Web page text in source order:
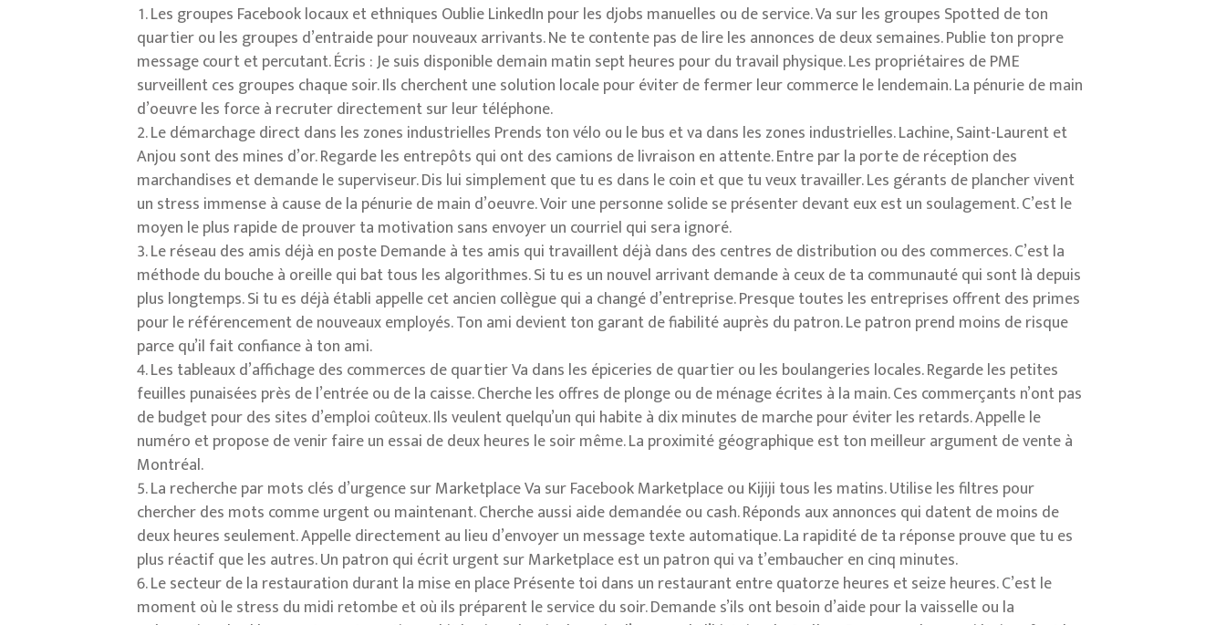
Les groupes Facebook locaux et ethniques Oublie LinkedIn pour les djobs manuelles ou de service. Va sur les groupes Spotted de ton
quartier ou les groupes d’entraide pour nouveaux arrivants. Ne te contente pas de lire les annonces de deux semaines. Publie ton propre
message court et percutant. Écris : Je suis disponible demain matin sept heures pour du travail physique. Les propriétaires de PME
surveillent ces groupes chaque soir. Ils cherchent une solution locale pour éviter de fermer leur commerce le lendemain. La pénurie de main
d’oeuvre les force à recruter directement sur leur téléphone.
Le démarchage direct dans les zones industrielles Prends ton vélo ou le bus et va dans les zones industrielles. Lachine, Saint-Laurent et
Anjou sont des mines d’or. Regarde les entrepôts qui ont des camions de livraison en attente. Entre par la porte de réception des
marchandises et demande le superviseur. Dis lui simplement que tu es dans le coin et que tu veux travailler. Les gérants de plancher vivent
un stress immense à cause de la pénurie de main d’oeuvre. Voir une personne solide se présenter devant eux est un soulagement. C’est le
moyen le plus rapide de prouver ta motivation sans envoyer un courriel qui sera ignoré.
Le réseau des amis déjà en poste Demande à tes amis qui travaillent déjà dans des centres de distribution ou des commerces. C’est la
méthode du bouche à oreille qui bat tous les algorithmes. Si tu es un nouvel arrivant demande à ceux de ta communauté qui sont là depuis
plus longtemps. Si tu es déjà établi appelle cet ancien collègue qui a changé d’entreprise. Presque toutes les entreprises offrent des primes
pour le référencement de nouveaux employés. Ton ami devient ton garant de fiabilité auprès du patron. Le patron prend moins de risque
parce qu’il fait confiance à ton ami.
Les tableaux d’affichage des commerces de quartier Va dans les épiceries de quartier ou les boulangeries locales. Regarde les petites
feuilles punaisées près de l’entrée ou de la caisse. Cherche les offres de plonge ou de ménage écrites à la main. Ces commerçants n’ont pas
de budget pour des sites d’emploi coûteux. Ils veulent quelqu’un qui habite à dix minutes de marche pour éviter les retards. Appelle le
numéro et propose de venir faire un essai de deux heures le soir même. La proximité géographique est ton meilleur argument de vente à
Montréal.
La recherche par mots clés d’urgence sur Marketplace Va sur Facebook Marketplace ou Kijiji tous les matins. Utilise les filtres pour
chercher des mots comme urgent ou maintenant. Cherche aussi aide demandée ou cash. Réponds aux annonces qui datent de moins de
deux heures seulement. Appelle directement au lieu d’envoyer un message texte automatique. La rapidité de ta réponse prouve que tu es
plus réactif que les autres. Un patron qui écrit urgent sur Marketplace est un patron qui va t’embaucher en cinq minutes.
Le secteur de la restauration durant la mise en place Présente toi dans un restaurant entre quatorze heures et seize heures. C’est le
moment où le stress du midi retombe et où ils préparent le service du soir. Demande s’ils ont besoin d’aide pour la vaisselle ou la